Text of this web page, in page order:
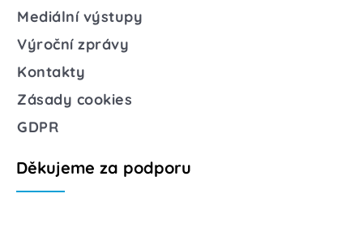
Mediální výstupy
Výroční zprávy
Kontakty
Zásady cookies
GDPR
Děkujeme za podporu